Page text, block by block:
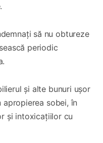
să nu obtureze
periodic
și alte bunuri ușor
sobei, în
și intoxicațiilor cu